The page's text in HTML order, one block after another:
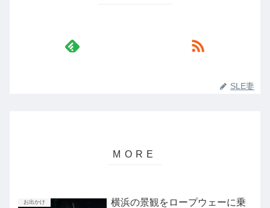
SLE妻
お出かけ
横浜の景観をロープウェーに乗